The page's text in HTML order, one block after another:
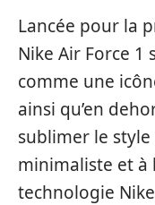
Lancée pour la
Nike Air Force 1
comme une
ainsi qu’en
sublimer le
minimaliste et à
technologie